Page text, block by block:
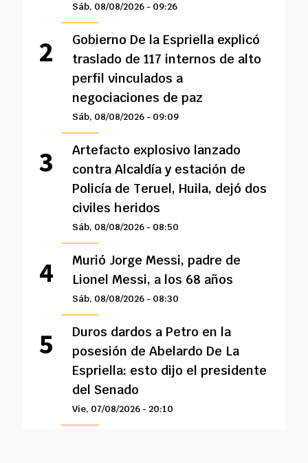
Sáb, 08/08/2026 - 09:26
Gobierno De la Espriella explicó
traslado de 117 internos de alto
perfil vinculados a
negociaciones de paz
Sáb, 08/08/2026 - 09:09
Artefacto explosivo lanzado
contra Alcaldía y estación de
Policía de Teruel, Huila, dejó dos
civiles heridos
Sáb, 08/08/2026 - 08:50
Murió Jorge Messi, padre de
Lionel Messi, a los 68 años
Sáb, 08/08/2026 - 08:30
Duros dardos a Petro en la
posesión de Abelardo De La
Espriella: esto dijo el presidente
del Senado
Vie, 07/08/2026 - 20:10